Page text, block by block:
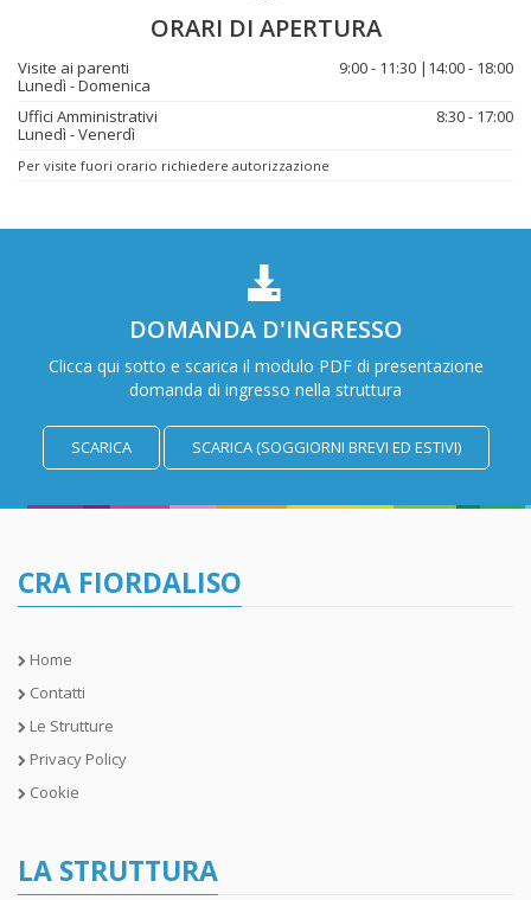
ORARI DI APERTURA
Visite ai parenti
Lunedì - Domenica
9:00 - 11:30 |14:00 - 18:00
Uffici Amministrativi
Lunedì - Venerdì
8:30 - 17:00
Per visite fuori orario richiedere autorizzazione
DOMANDA D'INGRESSO
Clicca qui sotto e scarica il modulo PDF di presentazione
domanda di ingresso nella struttura
SCARICA SCARICA (SOGGIORNI BREVI ED ESTIVI)
CRA FIORDALISO
Home
Contatti
Le Strutture
Privacy Policy
Cookie
LA STRUTTURA